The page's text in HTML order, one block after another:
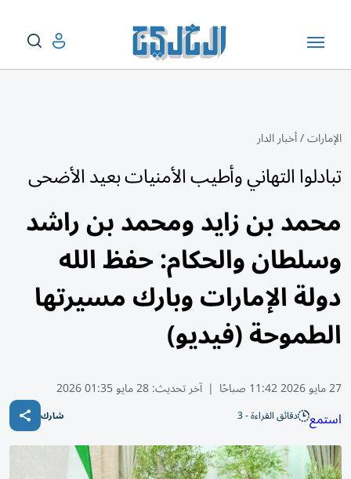
الإمارات/أخبار الدار
تبادلوا التهاني وأطيب الأمنيات بعيد الأضحى
محمد بن زايد ومحمد بن راشد
وسلطان والحكام: حفظ الله
دولة الإمارات وبارك مسيرتها
الطموحة (فيديو)
27 مايو 2026 11:42 صباحًا | آخر تحديث:28 مايو 01:35 2026
استمع دقائق القراءة - 3 شارك